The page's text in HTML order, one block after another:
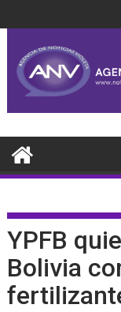
al
contenido
YPFB
Bolivia